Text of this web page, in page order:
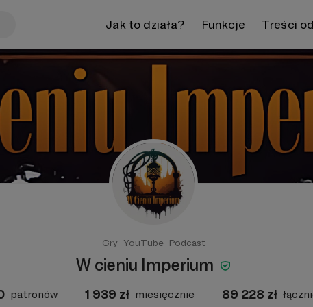
Jak to działa? Funkcje Treści
Gry YouTube Podcast
W cieniu Imperium
patronów 1 939 zł miesięcznie 89 228 zł